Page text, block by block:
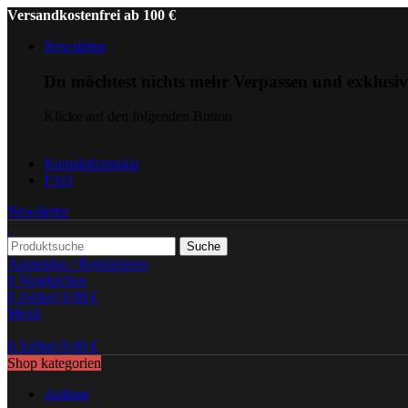
Versandkostenfrei ab 100 €
Newsletter
Kontaktformular
FAQ
Newsletter
Suche
Anmelden / Registrieren
0 Vergleichen
0Artikel 0,00 €
Menü
0Artikel 0,00 €
Shop kategorien
Anlässe